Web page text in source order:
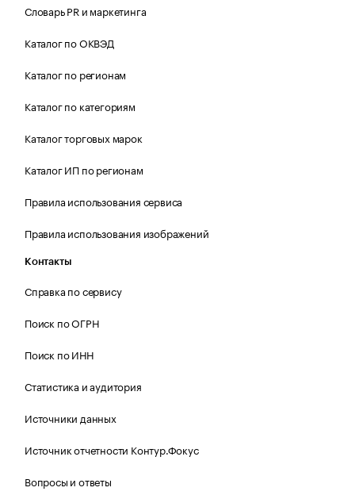
Словарь PR и маркетинга
Каталог по ОКВЭД
Каталог по регионам
Каталог по категориям
Каталог торговых марок
Каталог ИП по регионам
Правила использования сервиса
Правила использования изображений
Контакты
Справка по сервису
Поиск по ОГРН
Поиск по ИНН
Статистика и аудитория
Источники данных
Источник отчетности Контур.Фокус
Вопросы и ответы